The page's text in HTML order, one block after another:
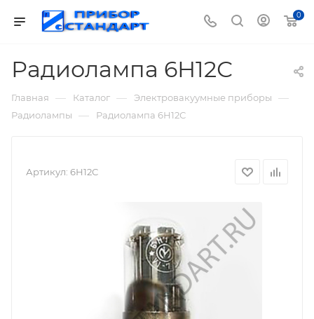
0
Радиолампа 6Н12С
Главная — Каталог — Электровакуумные приборы —
Радиолампы — Радиолампа 6Н12С
Артикул: 6Н12С